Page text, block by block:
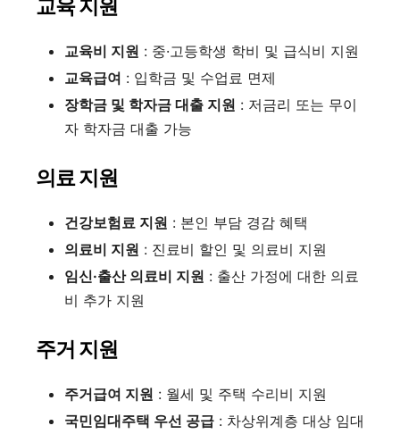
교육 지원
교육비 지원 : 중·고등학생 학비 및 급식비 지원
교육급여 : 입학금 및 수업료 면제
장학금 및 학자금 대출 지원 : 저금리 또는 무이
자 학자금 대출 가능
의료 지원
건강보험료 지원 : 본인 부담 경감 혜택
의료비 지원 : 진료비 할인 및 의료비 지원
임신·출산 의료비 지원 : 출산 가정에 대한 의료
비 추가 지원
주거 지원
주거급여 지원 : 월세 및 주택 수리비 지원
국민임대주택 우선 공급 : 차상위계층 대상 임대